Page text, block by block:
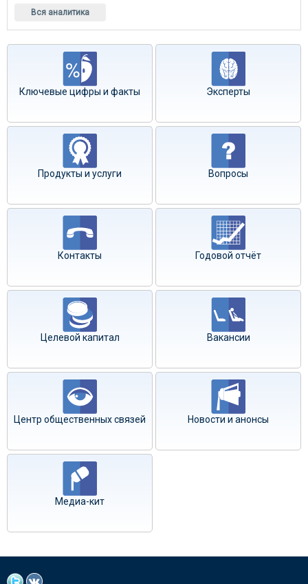
Вся аналитика
Ключевые цифры и факты Эксперты
Продукты и услуги Вопросы
Контакты Годовой отчёт
Целевой капитал Вакансии
Центр общественных связей Новости и анонсы
Медиа-кит